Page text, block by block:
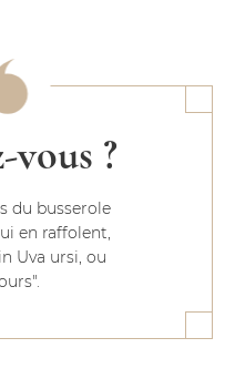
vous ?
du busserole
en raffolent,
Uva ursi, ou